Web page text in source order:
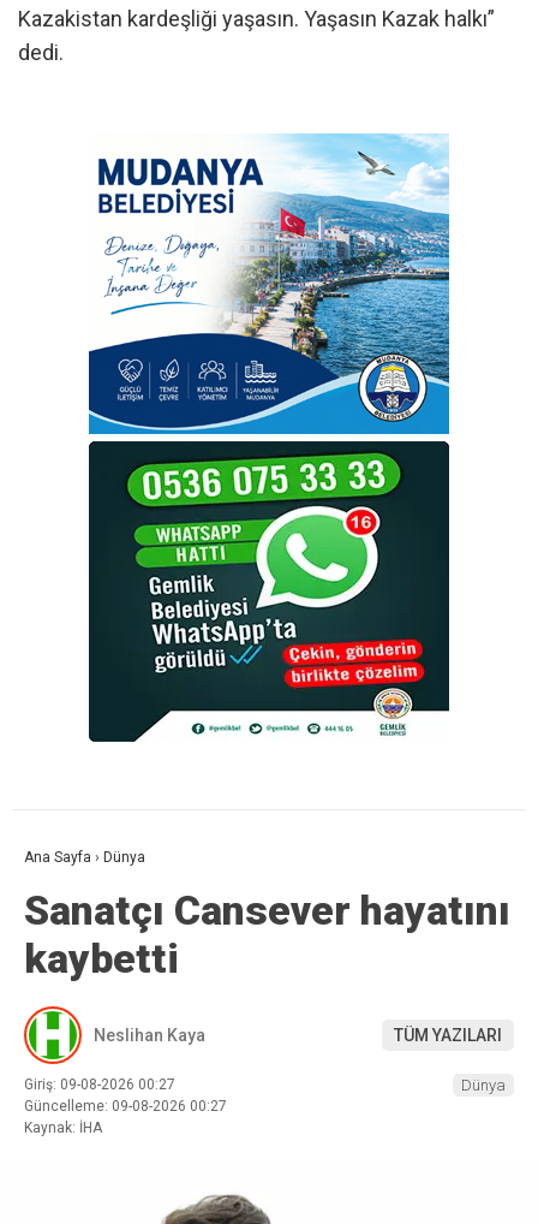
Kazakistan kardeşliği yaşasın. Yaşasın Kazak halkı”
dedi.
Ana Sayfa › Dünya
Sanatçı Cansever hayatını
kaybetti
Neslihan Kaya TÜM YAZILARI
Giriş: 09-08-2026 00:27
Güncelleme: 09-08-2026 00:27
Kaynak: İHA
Dünya